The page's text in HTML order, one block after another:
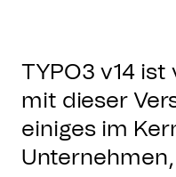
TYPO3 v14
mit dieser
einiges im